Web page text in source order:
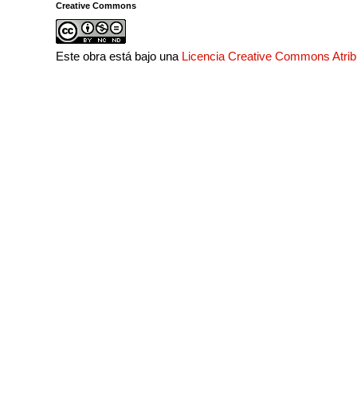
Creative Commons
Este obra está bajo una Licencia Creative Commons